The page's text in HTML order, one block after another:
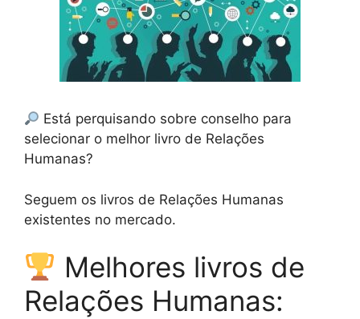
Está perquisando sobre conselho para
selecionar o melhor livro de Relações
Humanas?
Seguem os livros de Relações Humanas
existentes no mercado.
Melhores livros de
Relações Humanas: